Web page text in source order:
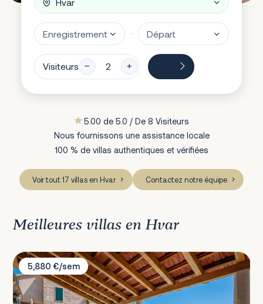
Visiteurs
5.00 de 5.0 / De 8 Visiteurs
Nous fournissons une assistance locale
100 % de villas authentiques et vérifiées
Voir tout 17 villas en Hvar Contactez notre équipe
Meilleures villas en Hvar
Villa Perka
5,880 €/sem